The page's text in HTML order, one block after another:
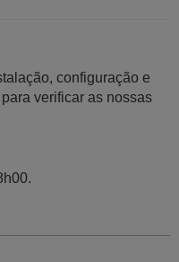
configuração e
verificar as nossas